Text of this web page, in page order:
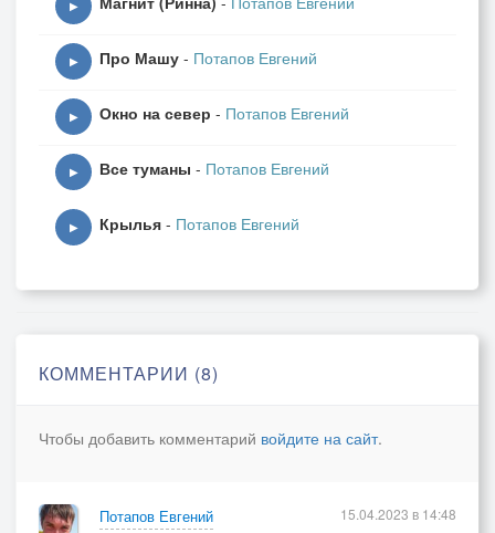
▶
▶ Про Машу - Потапов Евгений
▶ Окно на север - Потапов Евгений
▶ Все туманы - Потапов Евгений
▶ Крылья - Потапов Евгений
КОММЕНТАРИИ (8)
Чтобы добавить комментарий войдите на сайт.
Потапов Евгений
15.04.2023 в 14:48